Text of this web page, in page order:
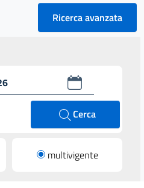
Ricerca avanzata
Cerca
multivigente